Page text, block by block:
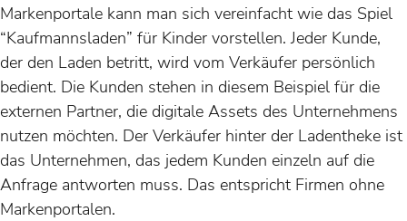
Markenportale kann man sich vereinfacht wie das Spiel
“Kaufmannsladen” für Kinder vorstellen. Jeder Kunde,
der den Laden betritt, wird vom Verkäufer persönlich
bedient. Die Kunden stehen in diesem Beispiel für die
externen Partner, die digitale Assets des Unternehmens
nutzen möchten. Der Verkäufer hinter der Ladentheke ist
das Unternehmen, das jedem Kunden einzeln auf die
Anfrage antworten muss. Das entspricht Firmen ohne
Markenportalen.